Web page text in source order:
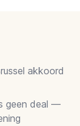
akkoord
geen deal —